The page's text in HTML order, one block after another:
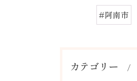
#阿南市
カテゴリー